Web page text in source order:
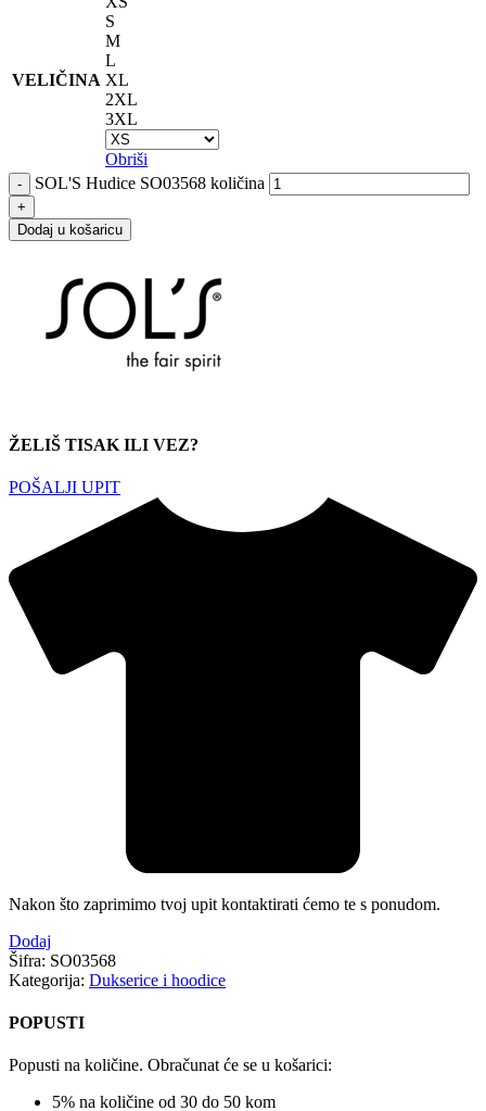
VELIČINA
S
M
L
XL
2XL
3XL
Obriši
SOL'S Hudice SO03568 količina
Dodaj u košaricu
ŽELIŠ TISAK ILI VEZ?
POŠALJI UPIT
Nakon što zaprimimo tvoj upit kontaktirati ćemo te s ponudom.
Dodaj
Šifra: SO03568
Kategorija: Dukserice i hoodice
POPUSTI
Popusti na količine. Obračunat će se u košarici:
5% na količine od 30 do 50 kom